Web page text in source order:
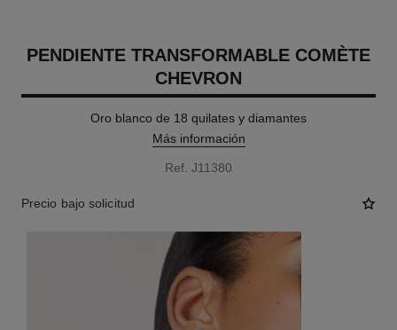
PENDIENTE TRANSFORMABLE COMÈTE
CHEVRON
Oro blanco de 18 quilates y diamantes
Más información
Ref. J11380
Precio bajo solicitud